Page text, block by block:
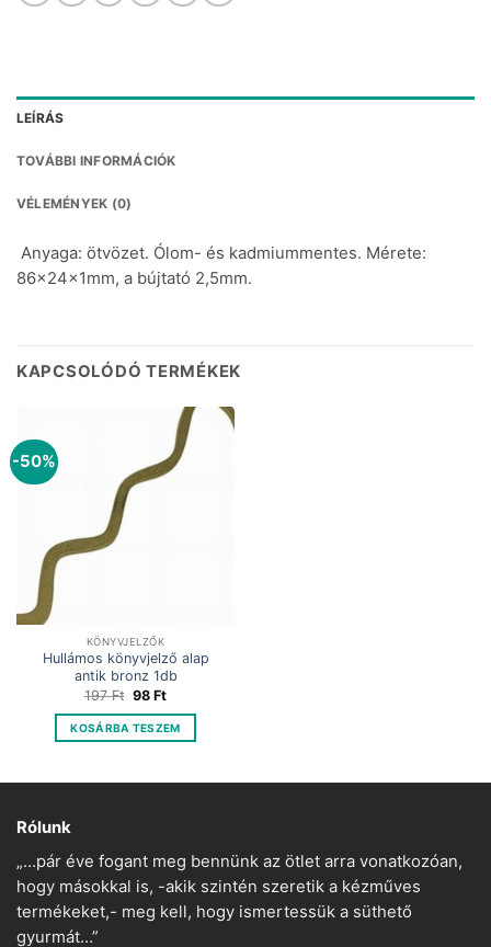
LEÍRÁS
TOVÁBBI INFORMÁCIÓK
VÉLEMÉNYEK (0)
Anyaga: ötvözet. Ólom- és kadmiummentes. Mérete:
86x24x1mm, a bújtató 2,5mm.
KAPCSOLÓDÓ TERMÉKEK
-50%
KÖNYVJELZŐK
Hullámos könyvjelző alap
antik bronz 1db
197Ft Original
was:
197 Ft.
98FtCurrent
is:
98 Ft.
KOSÁRBA TESZEM
Rólunk
„…pár éve fogant meg bennünk az ötlet arra vonatkozóan,
hogy másokkal is, -akik szintén szeretik a kézműves
termékeket,- meg kell, hogy ismertessük a süthető
gyurmát…”